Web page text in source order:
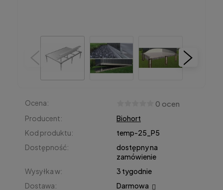
Ocena: 0 ocen
Producent:
Biohort
Kod produktu:
temp-25_P5
Dostępność:
dostępny na
zamówienie
Wysyłka w:
3 tygodnie
Dostawa:
Darmowa